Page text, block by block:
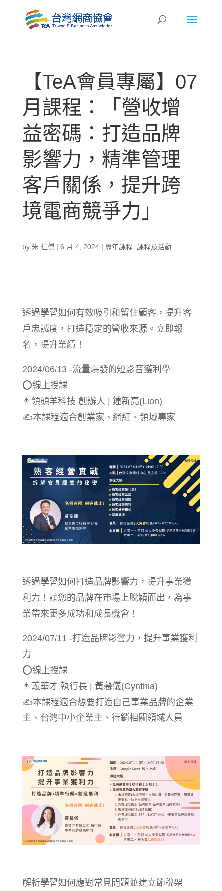
【TeA會員專屬】07
月課程：「營收增
益密碼：打造品牌
影響力，精準管理
客戶關係，提升跨
境電商競爭力」
by 朱 仁傑| 6 月 4, 2024| 歷年課程 課程及活動
透過學習如何有效吸引和留住顧客，提升客
戶忠誠度，打造穩定的營收來源。立即報
名，提升業績！
2024/06/13 -流量爆發的短影音獲利學
⭕線上授課
👨‍領頭羊科技 創辦人 | 鍾新亮(Lion)
✍️本課程適合創業家、網紅、領域專家
透過學習如何打造品牌影響力，提升事業獲
利力！讓您的品牌在市場上脫穎而出，為事
業帶來更多成功和成長機會！
2024/07/11 -打造品牌影響力，提升事業獲利
力
⭕線上授課
👨‍義華才 執行長 | 黃馨儀(Cynthia)
✍️本課程適合想要打造自己事業品牌的企業
主、台灣中小企業主、行銷相關領域人員
解析學習如何應對常見問題並建立節稅架